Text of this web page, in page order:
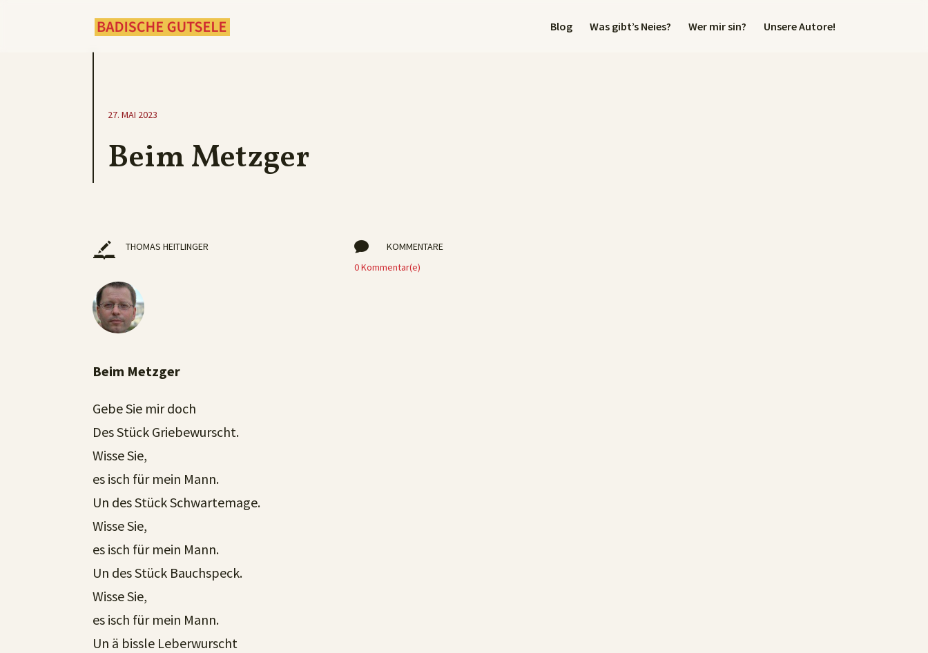
Blog Was gibt’s Neies? Wer mir sin? Unsere Autore!
27. MAI 2023
Beim Metzger
THOMAS HEITLINGER 
KOMMENTARE
0 Kommentar(e)
Beim Metzger
Gebe Sie mir doch
Des Stück Griebewurscht.
Wisse Sie,
es isch für mein Mann.
Un des Stück Schwartemage.
Wisse Sie,
es isch für mein Mann.
Un des Stück Bauchspeck.
Wisse Sie,
es isch für mein Mann.
Un ä bissle Leberwurscht